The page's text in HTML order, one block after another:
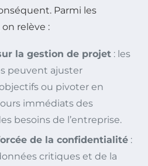
Parmi les
relève :
la gestion de projet : les
peuvent ajuster
ou pivoter en
immédiats des
besoins de l’entreprise.
de la confidentialité :
critiques et de la